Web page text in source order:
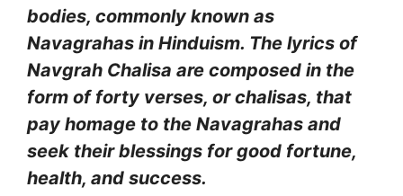
bodies, commonly known as
Navagrahas in Hinduism. The lyrics of
Navgrah Chalisa are composed in the
form of forty verses, or chalisas, that
pay homage to the Navagrahas and
seek their blessings for good fortune,
health, and success.